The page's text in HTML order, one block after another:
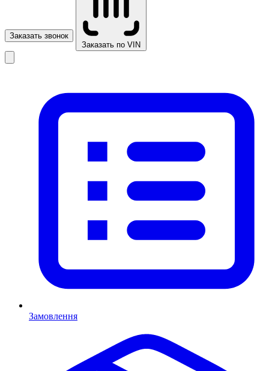
Заказать звонок
Заказать по VIN
Замовлення